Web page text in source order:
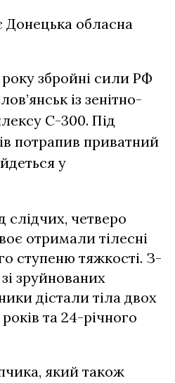
обласна
збройні сили РФ
із зенітно-
С-300. Під
потрапив приватний
у
слідчих, четверо
отримали тілесні
ступеню тяжкості. З-
зруйнованих
дістали тіла двох
та 24-річного
який також